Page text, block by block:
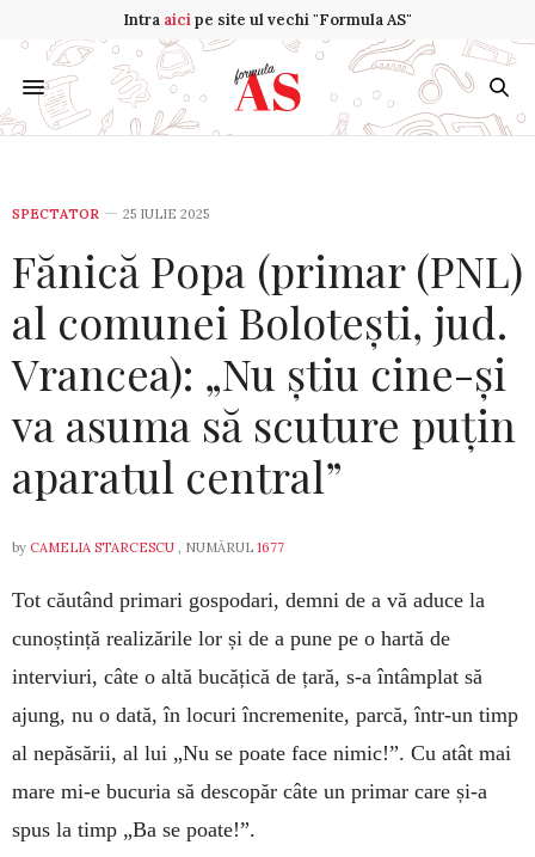
Intra aicipe site ul vechi "Formula AS"
SPECTATOR 25 IULIE 2025
Fănică Popa (primar (PNL)
al comunei Bolotești, jud.
Vrancea): „Nu știu cine-și
va asuma să scuture puțin
aparatul central”
by CAMELIA STARCESCU , NUMĂRUL 1677
Tot căutând primari gospodari, demni de a vă aduce la
cunoștință realizările lor și de a pune pe o hartă de
interviuri, câte o altă bucățică de țară, s-a întâmplat să
ajung, nu o dată, în locuri încremenite, parcă, într-un timp
al nepăsării, al lui „Nu se poate face nimic!”. Cu atât mai
mare mi-e bucuria să descopăr câte un primar care și-a
spus la timp „Ba se poate!”.